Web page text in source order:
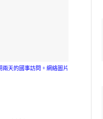
天的國事訪問。網絡圖片